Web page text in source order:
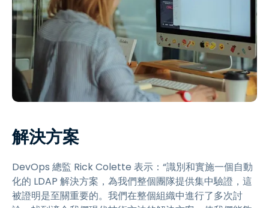
解決方案
DevOps 總監 Rick Colette 表示：“識別和實施一個自動
化的 LDAP 解決方案，為我們整個團隊提供集中驗證，這
被證明是至關重要的。我們在整個組織中進行了多次討